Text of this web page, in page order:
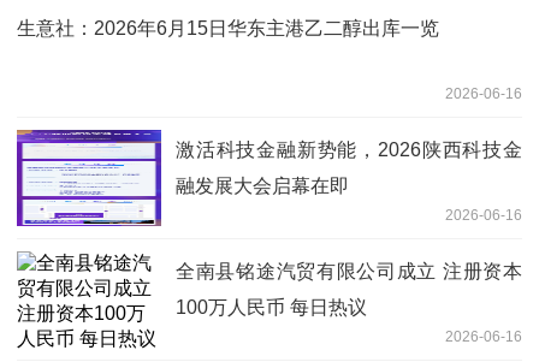
生意社：2026年6月15日华东主港乙二醇出库一览
2026-06-16
激活科技金融新势能，2026陕西科技金
融发展大会启幕在即
2026-06-16
全南县铭途汽贸有限公司成立 注册资本
100万人民币 每日热议
2026-06-16